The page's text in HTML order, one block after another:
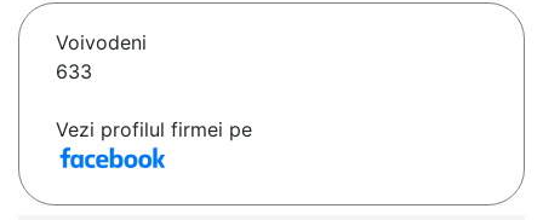
Voivodeni
633
Vezi profilul firmei pe